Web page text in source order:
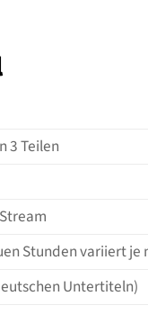
3 Teilen
Stunden variiert je
Untertiteln)